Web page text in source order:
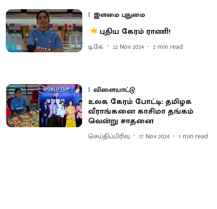
இளமை புதுமை
புதிய கேரம் ராணி!
டி.கே. 22 Nov 2024 2 min read
விளையாட்டு
உலக கேரம் போட்டி: தமிழக
வீராங்கனை காசிமா தங்கம்
வென்று சாதனை
செய்திப்பிரிவு 17 Nov 2024 1 min read